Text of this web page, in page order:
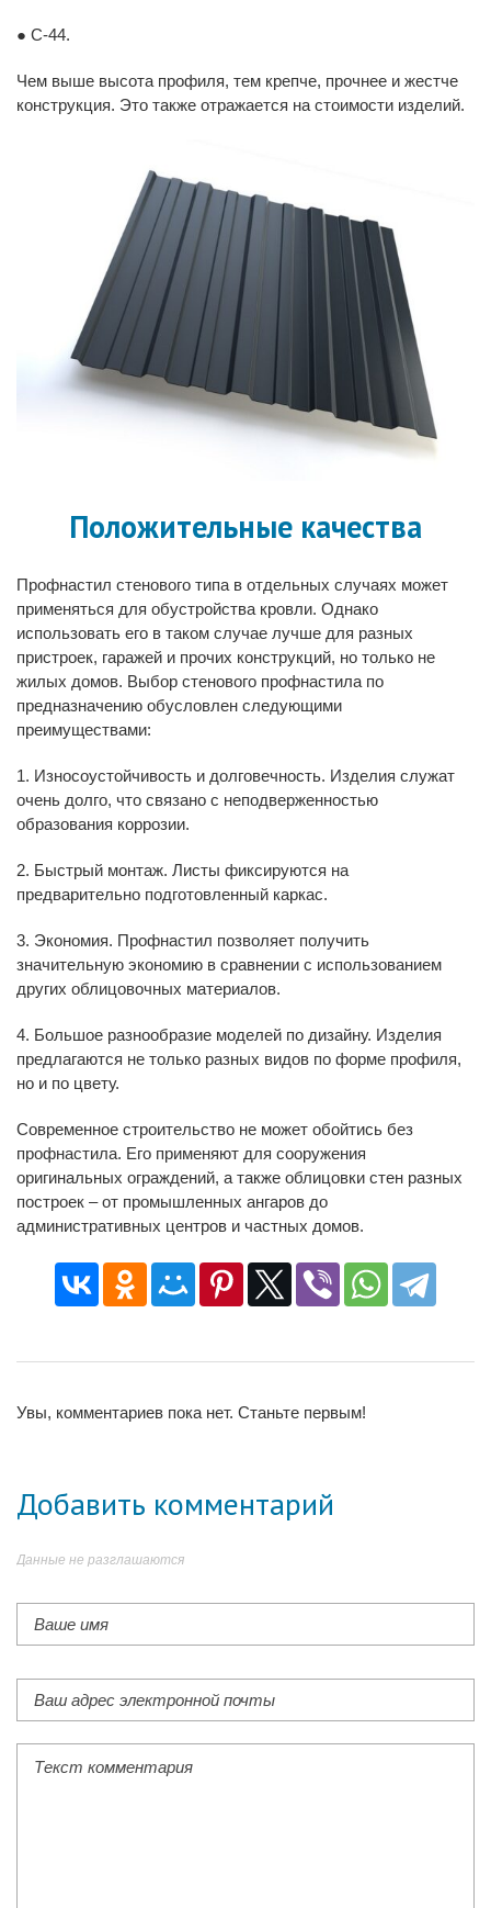
● С-44.
Чем выше высота профиля, тем крепче, прочнее и жестче
конструкция. Это также отражается на стоимости изделий.
Положительные качества
Профнастил стенового типа в отдельных случаях может
применяться для обустройства кровли. Однако
использовать его в таком случае лучше для разных
пристроек, гаражей и прочих конструкций, но только не
жилых домов. Выбор стенового профнастила по
предназначению обусловлен следующими
преимуществами:
1. Износоустойчивость и долговечность. Изделия служат
очень долго, что связано с неподверженностью
образования коррозии.
2. Быстрый монтаж. Листы фиксируются на
предварительно подготовленный каркас.
3. Экономия. Профнастил позволяет получить
значительную экономию в сравнении с использованием
других облицовочных материалов.
4. Большое разнообразие моделей по дизайну. Изделия
предлагаются не только разных видов по форме профиля,
но и по цвету.
Современное строительство не может обойтись без
профнастила. Его применяют для сооружения
оригинальных ограждений, а также облицовки стен разных
построек – от промышленных ангаров до
административных центров и частных домов.
Увы, комментариев пока нет. Станьте первым!
Добавить комментарий
Данные не разглашаются